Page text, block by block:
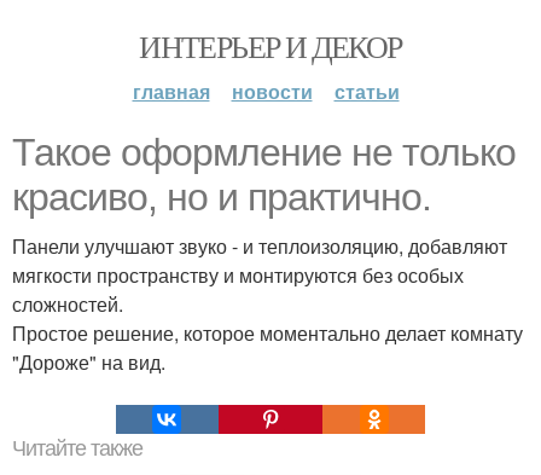
ИНТЕРЬЕР И ДЕКОР
главная новости статьи
Такое оформление не только
красиво, но и практично.
Панели улучшают звуко - и теплоизоляцию, добавляют
мягкости пространству и монтируются без особых
сложностей.
Простое решение, которое моментально делает комнату
"Дороже" на вид.
Читайте также